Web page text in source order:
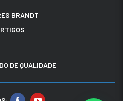
BRANDT
DE QUALIDADE